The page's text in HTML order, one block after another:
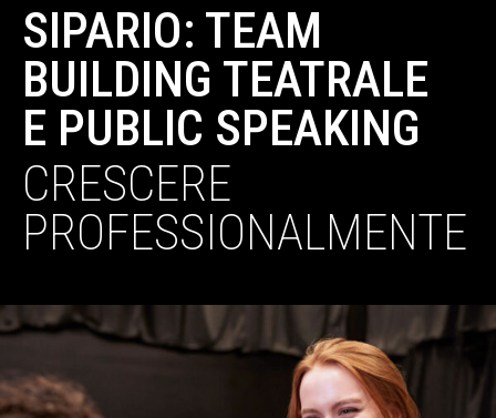
SIPARIO: TEAM
BUILDING TEATRALE
E PUBLIC SPEAKING
CRESCERE
PROFESSIONALMENTE